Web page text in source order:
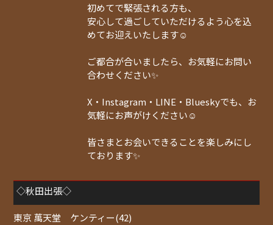
初めてで緊張される方も、
安心して過ごしていただけるよう心を込
めてお迎えいたします☺️
ご都合が合いましたら、お気軽にお問い
合わせください✨
X・Instagram・LINE・Blueskyでも、お
気軽にお声がけください☺️
皆さまとお会いできることを楽しみにし
ております✨
◇秋田出張◇
東京 萬天堂 ケンティー(42)